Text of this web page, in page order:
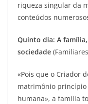
riqueza singular da
conteúdos
Quinto dia: A
sociedade
«Pois que o Criador
matrimônio princípio
humana», a família